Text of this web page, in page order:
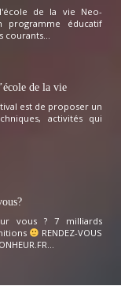
de la vie Neo-
programme éducatif
courants...
de la vie
est de proposer un
activités qui
vous ? 7 milliards
RENDEZ-VOUS